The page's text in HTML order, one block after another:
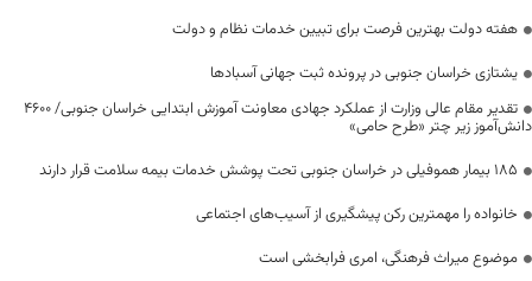
هفته دولت بهترین فرصت برای تبیین خدمات نظام و دولت
یشتازی خراسان جنوبی در پرونده ثبت جهانی آسبادها
تقدیر مقام عالی وزارت از عملکرد جهادی معاونت آموزش ابتدایی خراسان جنوبی/ ۴۶۰۰
دانش‌آموز زیر چتر «طرح حامی»
۱۸۵ بیمار هموفیلی در خراسان جنوبی تحت پوشش خدمات بیمه سلامت قرار دارند
خانواده را مهمترین رکن پیشگیری از آسیب‌های اجتماعی
موضوع میراث فرهنگی، امری فرابخشی است